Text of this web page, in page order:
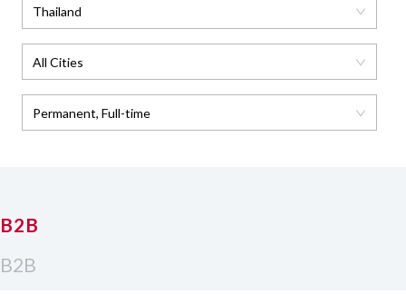
Thailand
All Cities
Permanent, Full-time
B2B
B2B